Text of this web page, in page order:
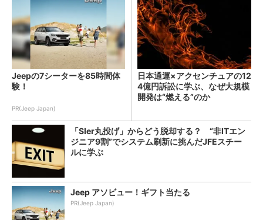
Jeepの7シーターを85時間体
験！
PR(Jeep Japan)
日本通運×アクセンチュアの12
4億円訴訟に学ぶ、なぜ大規模
開発は“燃える”のか
「SIer丸投げ」からどう脱却する？ “非ITエン
ジニア9割”でシステム刷新に挑んだJFEスチー
ルに学ぶ
Jeep アソビュー！ギフト当たる
PR(Jeep Japan)